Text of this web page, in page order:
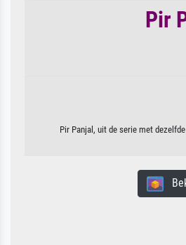
Pir
Pir Panjal, uit de serie met